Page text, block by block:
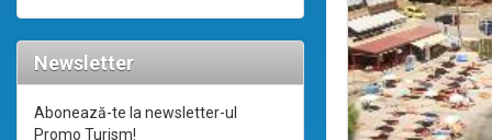
Newsletter
Abonează-te la newsletter-ul
Promo Turism!